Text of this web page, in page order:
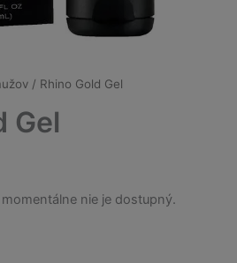
/ Rhino Gold Gel
Gel
nie je dostupný.